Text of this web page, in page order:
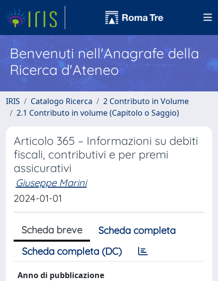
Benvenuti nell'Anagrafe della
Ricerca d'Ateneo
IRIS Catalogo Ricerca
2 Contributo in Volume
2.1 Contributo in volume (Capitolo o Saggio)
Articolo 365 – Informazioni su debiti
fiscali, contributivi e per premi
assicurativi
Giuseppe Marini
2024-01-01
Scheda breve
Scheda completa
Scheda completa (DC)
Anno di pubblicazione